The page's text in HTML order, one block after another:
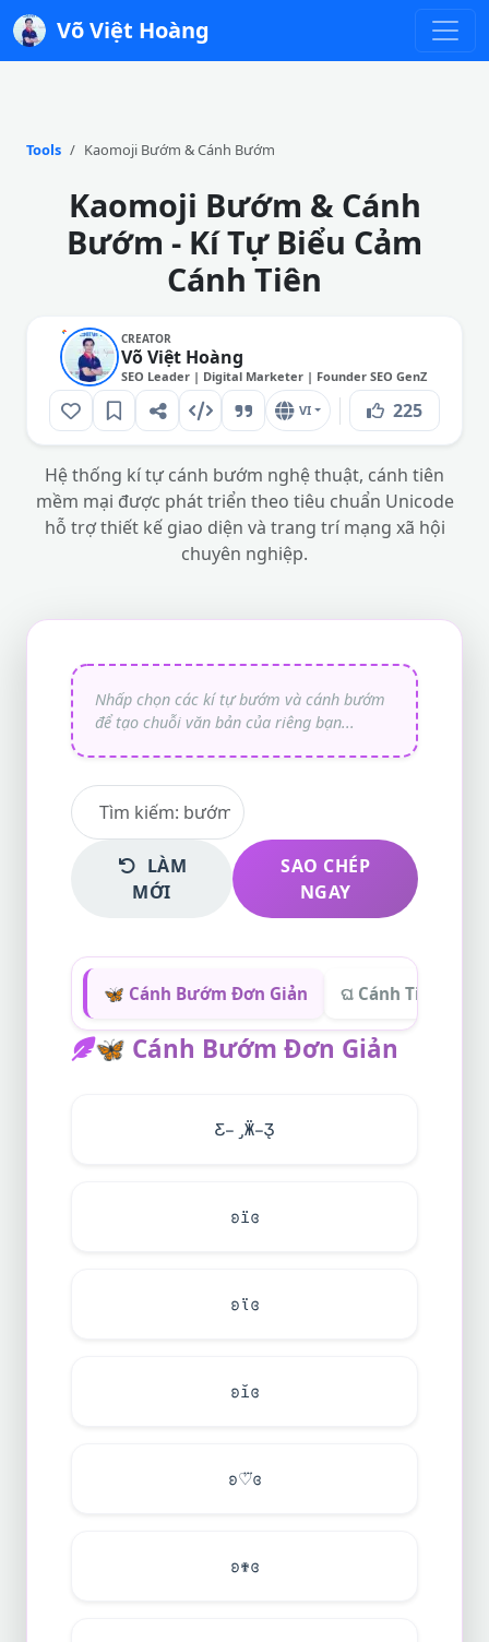
Võ Việt Hoàng
Tools Kaomoji Bướm & Cánh Bướm
Kaomoji Bướm & Cánh
Bướm - Kí Tự Biểu Cảm
Cánh Tiên
CREATOR
Võ Việt Hoàng
SEO Leader | Digital Marketer | Founder SEO GenZ
VI 225
Hệ thống kí tự cánh bướm nghệ thuật, cánh tiên
mềm mại được phát triển theo tiêu chuẩn Unicode
hỗ trợ thiết kế giao diện và trang trí mạng xã hội
chuyên nghiệp.
LÀM
MỚI
SAO CHÉP
NGAY
🦋 Cánh Bướm Đơn Giản ଘ Cánh Tiên Bay
🦋 Cánh Bướm Đơn Giản
Ƹ̵̡Ӝ̵̨̄Ʒ
ʚïɞ
ʚϊɞ
ʚĭɞ
ʚ♡⃛ɞ
ʚ✟ɞ